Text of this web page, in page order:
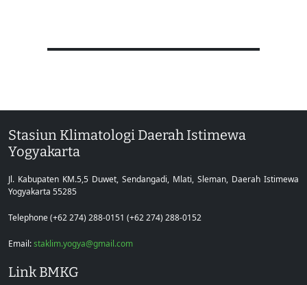
Stasiun Klimatologi Daerah Istimewa
Yogyakarta
Jl. Kabupaten KM.5,5 Duwet, Sendangadi, Mlati, Sleman, Daerah Istimewa
Yogyakarta 55285
Telephone (+62 274) 288-0151 (+62 274) 288-0152
Email:staklim.yogya@gmail.com
Link BMKG